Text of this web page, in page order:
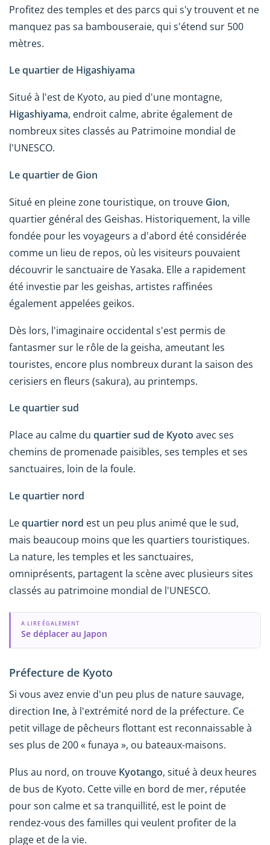
Profitez des temples et des parcs qui s'y trouvent et ne
manquez pas sa bambouseraie, qui s'étend sur 500
mètres.
Le quartier de Higashiyama
Situé à l'est de Kyoto, au pied d'une montagne,
Higashiyama, endroit calme, abrite également de
nombreux sites classés au Patrimoine mondial de
l'UNESCO.
Le quartier de Gion
Situé en pleine zone touristique, on trouve Gion,
quartier général des Geishas. Historiquement, la ville
fondée pour les voyageurs a d'abord été considérée
comme un lieu de repos, où les visiteurs pouvaient
découvrir le sanctuaire de Yasaka. Elle a rapidement
été investie par les geishas, artistes raffinées
également appelées geikos.
Dès lors, l'imaginaire occidental s'est permis de
fantasmer sur le rôle de la geisha, ameutant les
touristes, encore plus nombreux durant la saison des
cerisiers en fleurs (sakura), au printemps.
Le quartier sud
Place au calme du quartier sud de Kyoto avec ses
chemins de promenade paisibles, ses temples et ses
sanctuaires, loin de la foule.
Le quartier nord
Lequartier nord est un peu plus animé que le sud,
mais beaucoup moins que les quartiers touristiques.
La nature, les temples et les sanctuaires,
omniprésents, partagent la scène avec plusieurs sites
classés au patrimoine mondial de l'UNESCO.
A LIRE ÉGALEMENT
Se déplacer au Japon
Préfecture de Kyoto
Si vous avez envie d'un peu plus de nature sauvage,
direction Ine, à l'extrémité nord de la préfecture. Ce
petit village de pêcheurs flottant est reconnaissable à
ses plus de 200 « funaya », ou bateaux-maisons.
Plus au nord, on trouve Kyotango, situé à deux heures
de bus de Kyoto. Cette ville en bord de mer, réputée
pour son calme et sa tranquillité, est le point de
rendez-vous des familles qui veulent profiter de la
plage et de la vie.